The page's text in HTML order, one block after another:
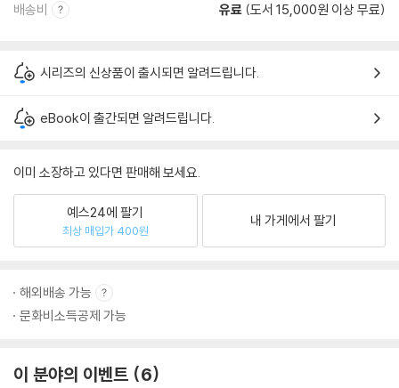
배송비 유료 (도서 15,000원 이상 무료)
시리즈의 신상품이 출시되면 알려드립니다.
eBook이 출간되면 알려드립니다.
이미 소장하고 있다면 판매해 보세요.
예스24에 팔기
최상 매입가 400원
내 가게에서 팔기
해외배송 가능
문화비소득공제 가능
이 분야의 이벤트 6